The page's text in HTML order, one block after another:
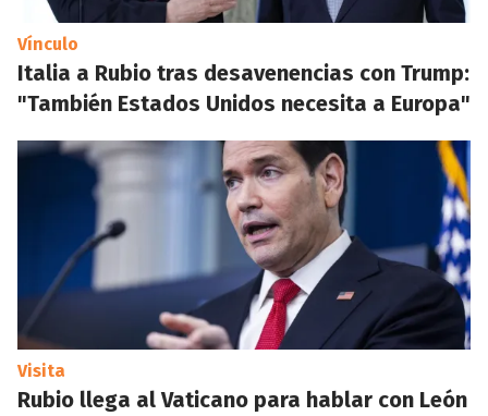
Vínculo
Italia a Rubio tras desavenencias con Trump:
"También Estados Unidos necesita a Europa"
Visita
Rubio llega al Vaticano para hablar con León